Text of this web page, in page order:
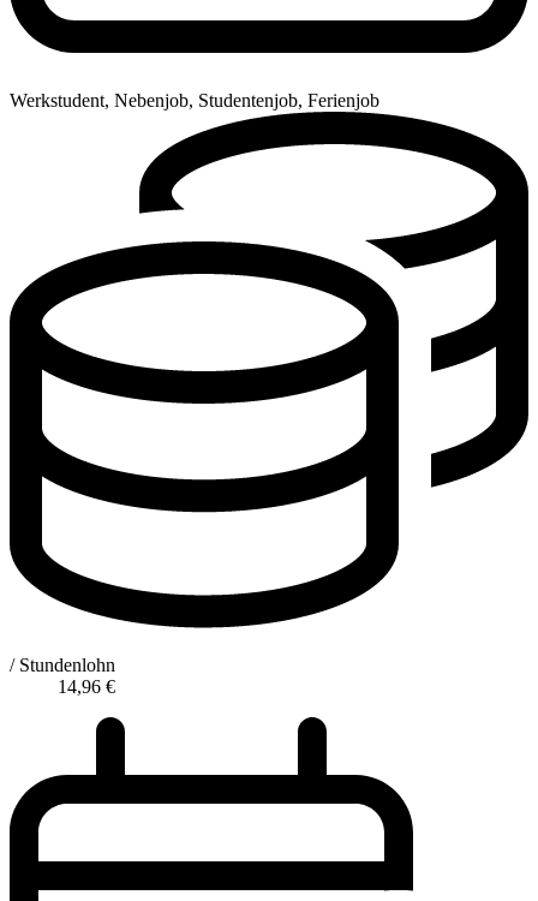
Werkstudent, Nebenjob, Studentenjob, Ferienjob
/ Stundenlohn
14,96 €